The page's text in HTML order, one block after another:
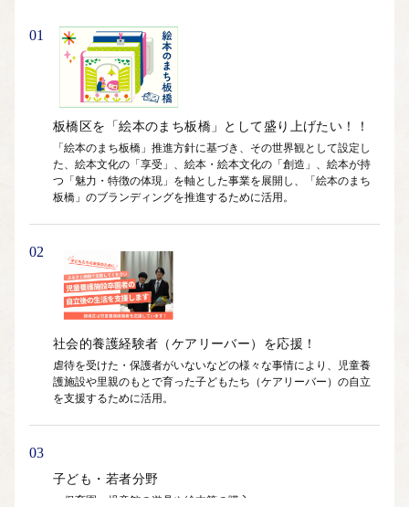
◎文化・スポーツ分野：心躍るスポーツ・文化
◎産業分野：光輝く板橋ブランド・産業活力
◎環境分野：緑と環境共生
◎防災・危機管理分野：万全な備えの安心・安全
01
板橋区を「絵本のまち板橋」として盛り上げたい！！
「絵本のまち板橋」推進方針に基づき、その世界観として設定し
た、絵本文化の「享受」、絵本・絵本文化の「創造」、絵本が持
つ「魅力・特徴の体現」を軸とした事業を展開し、「絵本のまち
板橋」のブランディングを推進するために活用。
02
社会的養護経験者（ケアリーバー）を応援！
虐待を受けた・保護者がいないなどの様々な事情により、児童養
護施設や里親のもとで育った子どもたち（ケアリーバー）の自立
を支援するために活用。
03
子ども・若者分野
・保育園、児童館の遊具や絵本等の購入